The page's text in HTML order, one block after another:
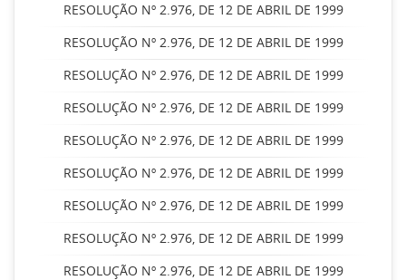
RESOLUÇÃO Nº 2.976, DE 12 DE ABRIL DE 1999
RESOLUÇÃO Nº 2.976, DE 12 DE ABRIL DE 1999
RESOLUÇÃO Nº 2.976, DE 12 DE ABRIL DE 1999
RESOLUÇÃO Nº 2.976, DE 12 DE ABRIL DE 1999
RESOLUÇÃO Nº 2.976, DE 12 DE ABRIL DE 1999
RESOLUÇÃO Nº 2.976, DE 12 DE ABRIL DE 1999
RESOLUÇÃO Nº 2.976, DE 12 DE ABRIL DE 1999
RESOLUÇÃO Nº 2.976, DE 12 DE ABRIL DE 1999
RESOLUÇÃO Nº 2.976, DE 12 DE ABRIL DE 1999